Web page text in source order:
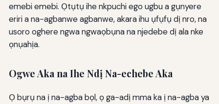
emebi emebi. Ọtụtụ ihe nkpuchi ego ugbu a gụnyere
eriri a na-agbanwe agbanwe, akara ihu ụfụfụ dị nro, na
usoro oghere ngwa ngwaọbụna na njedebe dị ala nke
ọnụahịa.
Ogwe Aka na Ihe Ndị Na-echebe Aka
Ọ bụrụ na ị na-agba bọl, ọ ga-adị mma ka ị na-agba ya